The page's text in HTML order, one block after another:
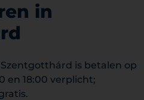
in
is betalen op
en 18:00 verplicht;